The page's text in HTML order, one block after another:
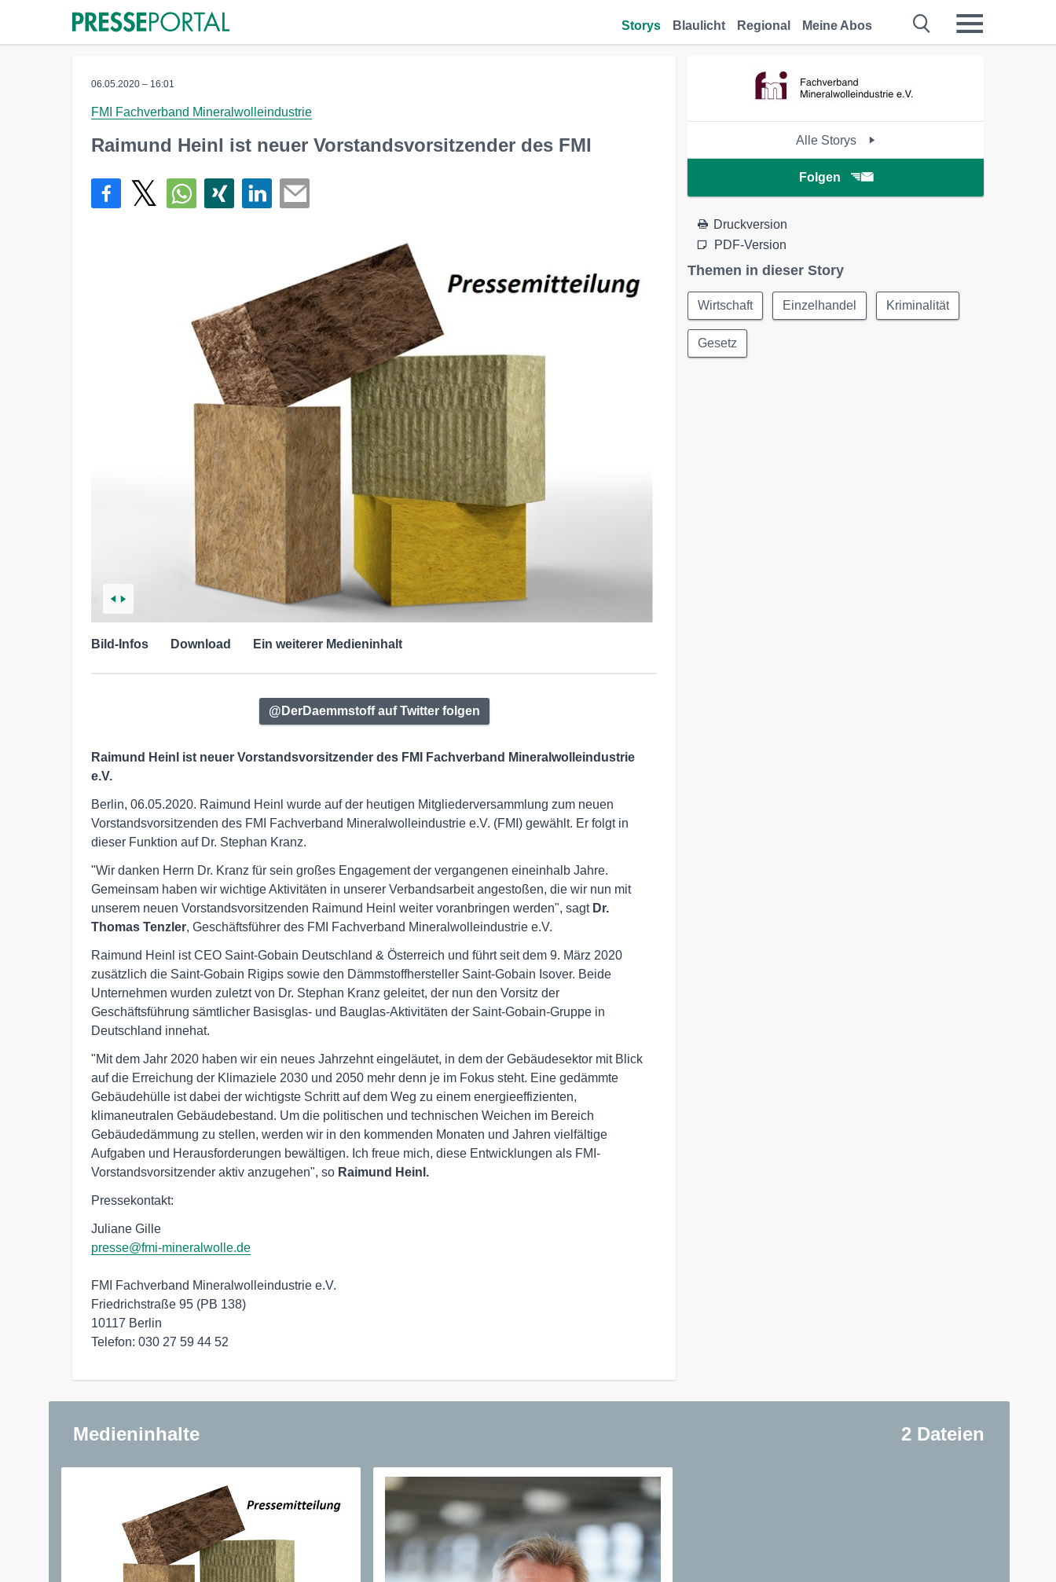
Storys Blaulicht Regional Meine Abos
06.05.2020 – 16:01
FMI Fachverband Mineralwolleindustrie
Raimund Heinl ist neuer Vorstandsvorsitzender des FMI
Bild-Infos Download Ein weiterer Medieninhalt
@DerDaemmstoff auf Twitter folgen
Raimund Heinl ist neuer Vorstandsvorsitzender des FMI Fachverband Mineralwolleindustrie
e.V.
Berlin, 06.05.2020. Raimund Heinl wurde auf der heutigen Mitgliederversammlung zum neuen
Vorstandsvorsitzenden des FMI Fachverband Mineralwolleindustrie e.V. (FMI) gewählt. Er folgt in
dieser Funktion auf Dr. Stephan Kranz.
"Wir danken Herrn Dr. Kranz für sein großes Engagement der vergangenen eineinhalb Jahre.
Gemeinsam haben wir wichtige Aktivitäten in unserer Verbandsarbeit angestoßen, die wir nun mit
unserem neuen Vorstandsvorsitzenden Raimund Heinl weiter voranbringen werden", sagt Dr.
Thomas Tenzler, Geschäftsführer des FMI Fachverband Mineralwolleindustrie e.V.
Raimund Heinl ist CEO Saint-Gobain Deutschland & Österreich und führt seit dem 9. März 2020
zusätzlich die Saint-Gobain Rigips sowie den Dämmstoffhersteller Saint-Gobain Isover. Beide
Unternehmen wurden zuletzt von Dr. Stephan Kranz geleitet, der nun den Vorsitz der
Geschäftsführung sämtlicher Basisglas- und Bauglas-Aktivitäten der Saint-Gobain-Gruppe in
Deutschland innehat.
"Mit dem Jahr 2020 haben wir ein neues Jahrzehnt eingeläutet, in dem der Gebäudesektor mit Blick
auf die Erreichung der Klimaziele 2030 und 2050 mehr denn je im Fokus steht. Eine gedämmte
Gebäudehülle ist dabei der wichtigste Schritt auf dem Weg zu einem energieeffizienten,
klimaneutralen Gebäudebestand. Um die politischen und technischen Weichen im Bereich
Gebäudedämmung zu stellen, werden wir in den kommenden Monaten und Jahren vielfältige
Aufgaben und Herausforderungen bewältigen. Ich freue mich, diese Entwicklungen als FMI-
Vorstandsvorsitzender aktiv anzugehen", so Raimund Heinl .
Pressekontakt:
presse@fmi-mineralwolle.de
FMI Fachverband Mineralwolleindustrie e.V.
Friedrichstraße 95 (PB 138)
10117 Berlin
Telefon: 030 27 59 44 52
Alle Storys
Folgen
Druckversion
PDF-Version
Themen in dieser Story
Wirtschaft Einzelhandel Kriminalität
Gesetz
Medieninhalte 2 Dateien